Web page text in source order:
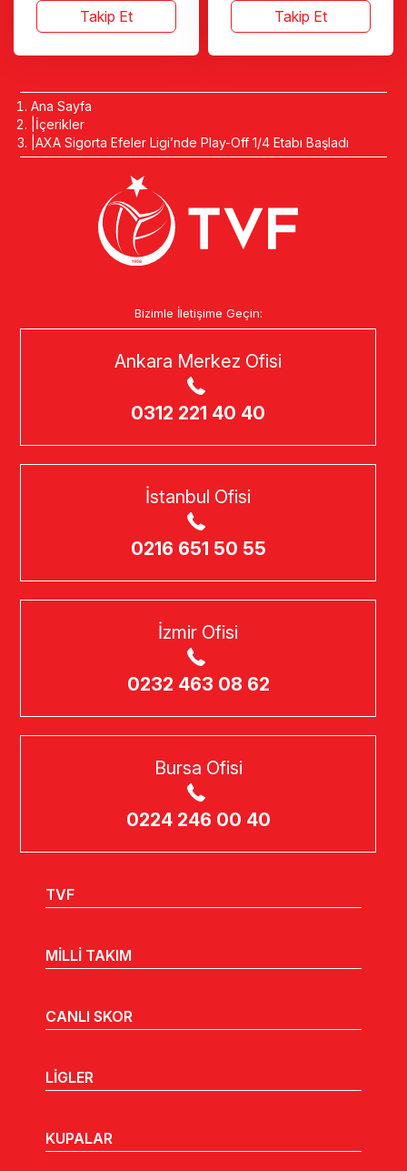
Takip Et Takip Et
Ana Sayfa
İçerikler
AXA Sigorta Efeler Ligi’nde Play-Off 1/4 Etabı Başladı
Bizimle İletişime Geçin:
Ankara Merkez Ofisi
0312 221 40 40
İstanbul Ofisi
0216 651 50 55
İzmir Ofisi
0232 463 08 62
Bursa Ofisi
0224 246 00 40
TVF
MİLLİ TAKIM
CANLI SKOR
LİGLER
KUPALAR